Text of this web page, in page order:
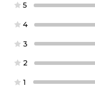
5
4
3
2
1